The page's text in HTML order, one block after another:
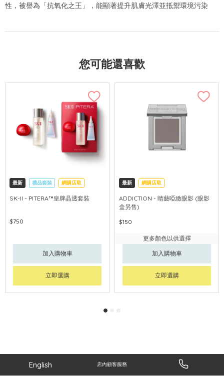
性，被譽為「抗氧化之王」，能顯著提升肌膚光澤並抵禦環境污染
您可能還喜歡
最新 禮品套裝 網購店取
可中國內地配送
SK-II - PITERA™皇牌晶透套裝
$750
加入購物車
立即選購
最新 網購店取
ADDICTION - 睛藝啞緻眼影 (眼影
盒另售)
$150
更多顏色以供選擇
加入購物車
立即選購
English 店內顧客服務